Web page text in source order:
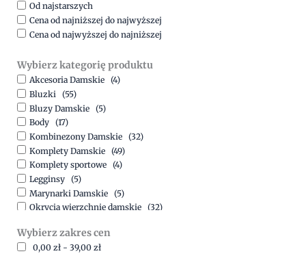
Od najstarszych
Cena od najniższej do najwyższej
Cena od najwyższej do najniższej
Wybierz kategorię produktu
Akcesoria Damskie (4)
Bluzki (55)
Bluzy Damskie (5)
Body (17)
Kombinezony Damskie (32)
Komplety Damskie (49)
Komplety sportowe (4)
Legginsy (5)
Marynarki Damskie (5)
Okrycia wierzchnie damskie (32)
Spodnie (15)
Sukienki (41)
Wybierz zakres cen
0,00 zł - 39,00 zł